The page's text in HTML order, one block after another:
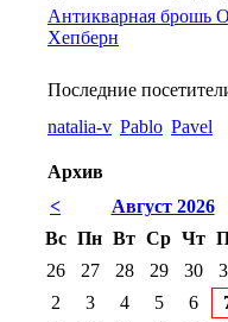
Антикварная брошь
Хепберн
Последние
natalia-v Pablo Pavel
Архив
<
Август 2026
Вс Пн Вт Ср Чт
26
27 28 29 30
2
3 4 5 6